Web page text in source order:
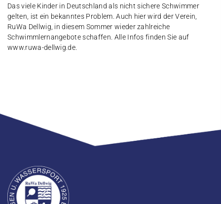
Das viele Kinder in Deutschland als nicht sichere Schwimmer
gelten, ist ein bekanntes Problem. Auch hier wird der Verein,
RuWa Dellwig, in diesem Sommer wieder zahlreiche
Schwimmlernangebote schaffen. Alle Infos finden Sie auf
www.ruwa-dellwig.de.